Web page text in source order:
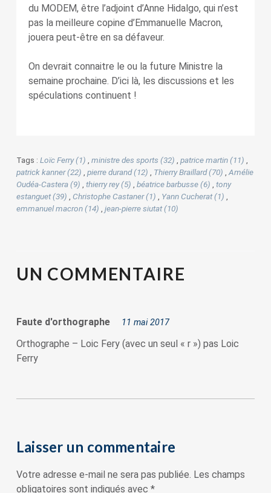
du MODEM, être l’adjoint d’Anne Hidalgo, qui n’est
pas la meilleure copine d’Emmanuelle Macron,
jouera peut-être en sa défaveur.
On devrait connaitre le ou la future Ministre la
semaine prochaine. D’ici là, les discussions et les
spéculations continuent !
Tags : Loïc Ferry (1) ministre des sports (32) patrice martin (11)
patrick kanner (22)
pierre durand (12) Thierry Braillard (70)
Amélie
Oudéa-Castera (9)
thierry rey (5) béatrice barbusse (6)
tony
estanguet (39)
Christophe Castaner (1) Yann Cucherat (1)
emmanuel macron (14)
jean-pierre siutat (10)
UN COMMENTAIRE
Faute d'orthographe 11 mai 2017
Orthographe – Loic Fery (avec un seul « r ») pas Loic
Ferry
Laisser un commentaire
Votre adresse e-mail ne sera pas publiée. Les champs
obligatoires sont indiqués avec *